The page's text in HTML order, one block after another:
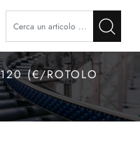
(€/ROTOLO